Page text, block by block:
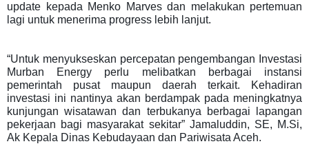
update kepada Menko Marves dan melakukan pertemuan
lagi untuk menerima progress lebih lanjut.
“Untuk menyukseskan percepatan pengembangan Investasi
Murban Energy perlu melibatkan berbagai instansi
pemerintah pusat maupun daerah terkait. Kehadiran
investasi ini nantinya akan berdampak pada meningkatnya
kunjungan wisatawan dan terbukanya berbagai lapangan
pekerjaan bagi masyarakat sekitar” Jamaluddin, SE, M.Si,
Ak Kepala Dinas Kebudayaan dan Pariwisata Aceh.